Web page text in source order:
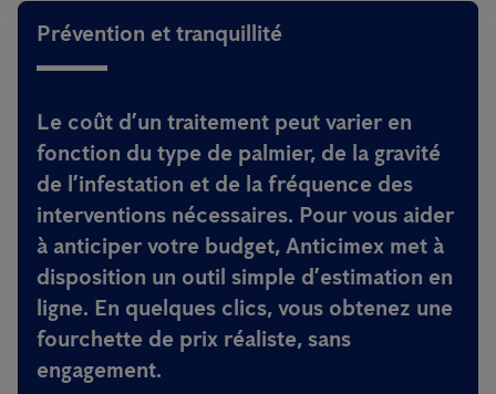
Prévention et tranquillité
Le coût d’un traitement peut varier en
fonction du type de palmier, de la gravité
de l’infestation et de la fréquence des
interventions nécessaires. Pour vous aider
à anticiper votre budget, Anticimex met à
disposition un outil simple d’estimation en
ligne. En quelques clics, vous obtenez une
fourchette de prix réaliste, sans
engagement.